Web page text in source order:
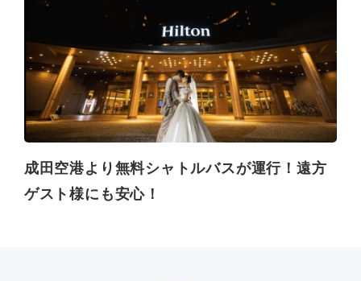
成田空港より無料シャトルバスが運行！遠方
ゲスト様にも安心！